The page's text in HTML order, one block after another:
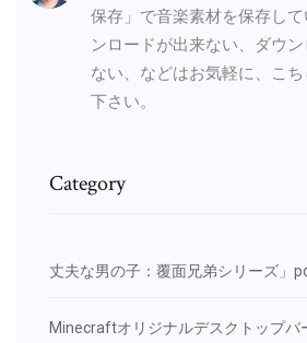
保存」で音楽素材を保存し
ンロードが出来ない、ダウ
ない、などはお気軽に、こ
下さい。
Category
丈夫な男の子：覆面兄弟シリーズ」
Minecraftオリジナルデスクトップバ